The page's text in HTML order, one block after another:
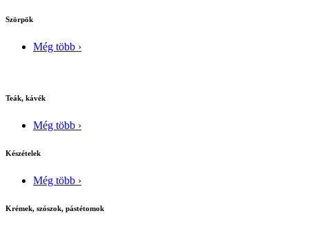
Szörpök
Még több ›
Teák, kávék
Még több ›
Készételek
Még több ›
Krémek, szószok, pástétomok